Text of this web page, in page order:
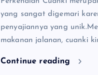
yang sangat digemari
penyajiannya yang
makanan jalanan, cuanki
Continue reading